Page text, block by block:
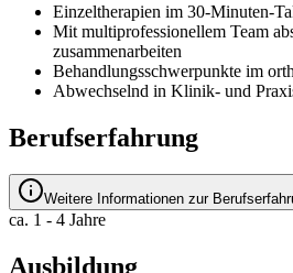
Einzeltherapien im 30-Minuten-
Mit multiprofessionellem Team
zusammenarbeiten
Behandlungsschwerpunkte im
Abwechselnd in Klinik- und
Berufserfahrung
Weitere Informationen zur
ca. 1 - 4 Jahre
Ausbildung